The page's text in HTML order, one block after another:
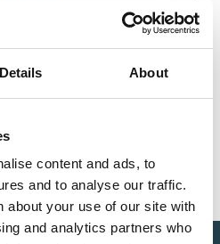
Details About
content and ads, to
and to analyse our traffic.
about your use of our site with
and analytics partners who
gefertigt – für
bei denen